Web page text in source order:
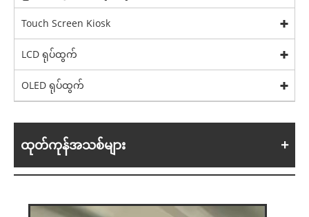
Touch Screen Kiosk
LCD ရုပ်ထွက်
OLED ရုပ်ထွက်
ထုတ်ကုန်အသစ်များ